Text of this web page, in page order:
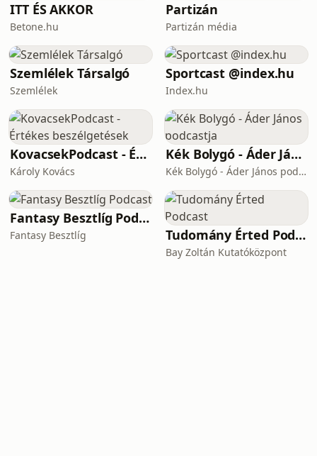
ITT ÉS AKKOR
Betone.hu
Partizán
Partizán média
Szemlélek Társalgó
Szemlélek
Sportcast @index.hu
Index.hu
KovacsekPodcast - Értékes beszélgetések
Károly Kovács
Kék Bolygó - Áder János podcastja
Kék Bolygó - Áder János podcastja
Fantasy Besztlíg Podcast
Fantasy Besztlíg Tudomány Érted Podcast
Bay Zoltán Kutatóközpont